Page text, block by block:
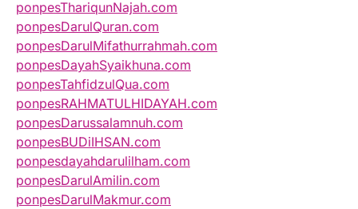
ponpesThariqunNajah.com
ponpesDarulQuran.com
ponpesDarulMifathurrahmah.com
ponpesDayahSyaikhuna.com
ponpesTahfidzulQua.com
ponpesRAHMATULHIDAYAH.com
ponpesDarussalamnuh.com
ponpesBUDiIHSAN.com
ponpesdayahdarulilham.com
ponpesDarulAmilin.com
ponpesDarulMakmur.com